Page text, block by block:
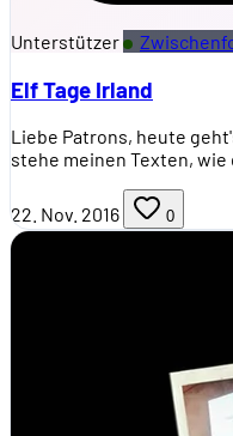
Unterstützer
Elf Tage Irland
Liebe Patrons, heute
stehe meinen Texten, wie
22. Nov. 2016 0